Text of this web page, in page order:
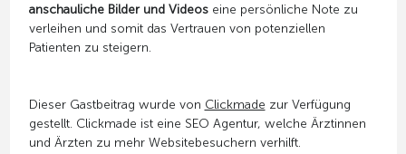
anschauliche Bilder und Videoseine persönliche Note zu
verleihen und somit das Vertrauen von potenziellen
Patienten zu steigern.
Dieser Gastbeitrag wurde von Clickmade zur Verfügung
gestellt. Clickmade ist eine SEO Agentur, welche Ärztinnen
und Ärzten zu mehr Websitebesuchern verhilft.